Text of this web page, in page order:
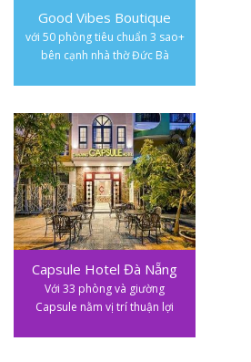
Good Vibes Boutique
với 50 phòng tiêu chuẩn 3 sao+
bên cạnh nhà thờ Đức Bà
Capsule Hotel Đà Nẵng
Với 33 phòng và giường
Capsule nằm vị trí thuận lợi